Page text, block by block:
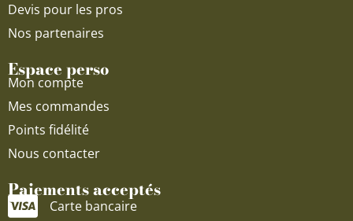
Devis pour les pros
Nos partenaires
Espace perso
Mon compte
Mes commandes
Points fidélité
Nous contacter
Paiements acceptés
Carte bancaire